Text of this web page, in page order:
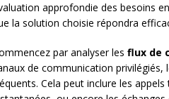
approfondie des besoins
la solution choisie répondra
par analyser les flux de
de communication privilégiés,
Cela peut inclure les